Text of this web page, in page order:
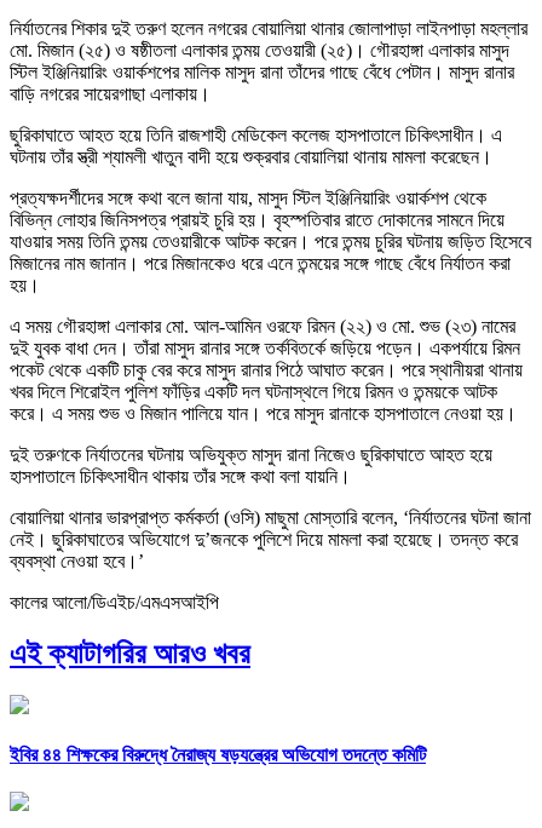
নির্যাতনের শিকার দুই তরুণ হলেন নগরের বোয়ালিয়া থানার জোলাপাড়া লাইনপাড়া মহল্লার
মো. মিজান (২৫) ও ষষ্ঠীতলা এলাকার তন্ময় তেওয়ারী (২৫)। গৌরহাঙ্গা এলাকার মাসুদ
স্টিল ইঞ্জিনিয়ারিং ওয়ার্কশপের মালিক মাসুদ রানা তাঁদের গাছে বেঁধে পেটান। মাসুদ রানার
বাড়ি নগরের সায়েরগাছা এলাকায়।
ছুরিকাঘাতে আহত হয়ে তিনি রাজশাহী মেডিকেল কলেজ হাসপাতালে চিকিৎসাধীন। এ
ঘটনায় তাঁর স্ত্রী শ্যামলী খাতুন বাদী হয়ে শুক্রবার বোয়ালিয়া থানায় মামলা করেছেন।
প্রত্যক্ষদর্শীদের সঙ্গে কথা বলে জানা যায়, মাসুদ স্টিল ইঞ্জিনিয়ারিং ওয়ার্কশপ থেকে
বিভিন্ন লোহার জিনিসপত্র প্রায়ই চুরি হয়। বৃহস্পতিবার রাতে দোকানের সামনে দিয়ে
যাওয়ার সময় তিনি তন্ময় তেওয়ারীকে আটক করেন। পরে তন্ময় চুরির ঘটনায় জড়িত হিসেবে
মিজানের নাম জানান। পরে মিজানকেও ধরে এনে তন্ময়ের সঙ্গে গাছে বেঁধে নির্যাতন করা
হয়।
এ সময় গৌরহাঙ্গা এলাকার মো. আল-আমিন ওরফে রিমন (২২) ও মো. শুভ (২৩) নামের
দুই যুবক বাধা দেন। তাঁরা মাসুদ রানার সঙ্গে তর্কবিতর্কে জড়িয়ে পড়েন। একপর্যায়ে রিমন
পকেট থেকে একটি চাকু বের করে মাসুদ রানার পিঠে আঘাত করেন। পরে স্থানীয়রা থানায়
খবর দিলে শিরোইল পুলিশ ফাঁড়ির একটি দল ঘটনাস্থলে গিয়ে রিমন ও তন্ময়কে আটক
করে। এ সময় শুভ ও মিজান পালিয়ে যান। পরে মাসুদ রানাকে হাসপাতালে নেওয়া হয়।
দুই তরুণকে নির্যাতনের ঘটনায় অভিযুক্ত মাসুদ রানা নিজেও ছুরিকাঘাতে আহত হয়ে
হাসপাতালে চিকিৎসাধীন থাকায় তাঁর সঙ্গে কথা বলা যায়নি।
বোয়ালিয়া থানার ভারপ্রাপ্ত কর্মকর্তা (ওসি) মাছুমা মোস্তারি বলেন, ‘নির্যাতনের ঘটনা জানা
নেই। ছুরিকাঘাতের অভিযোগে দু’জনকে পুলিশে দিয়ে মামলা করা হয়েছে। তদন্ত করে
ব্যবস্থা নেওয়া হবে।’
কালের আলো/ডিএইচ/এমএসআইপি
এই ক্যাটাগরির আরও খবর
ইবির ৪৪ শিক্ষকের বিরুদ্ধে নৈরাজ্য ষড়যন্ত্রের অভিযোগ তদন্তে কমিটি